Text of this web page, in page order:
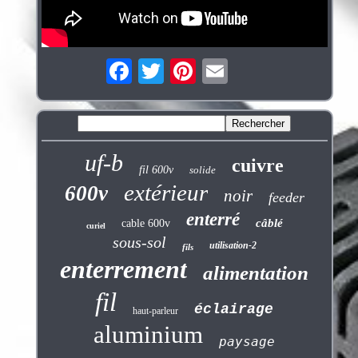
uf-b fil 600v solide cuivre
600v extérieur noir feeder
curiel cable 600v enterré câblé
sous-sol fils utilisation-2
enterrement alimentation
fil haut-parleur éclairage
aluminium paysage